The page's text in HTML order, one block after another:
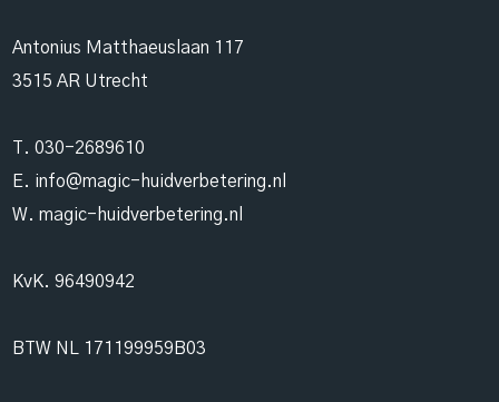
Antonius Matthaeuslaan 117
3515 AR Utrecht
T. 030-2689610
E. info@magic-huidverbetering.nl
W. magic-huidverbetering.nl
KvK. 96490942
BTW NL 171199959B03